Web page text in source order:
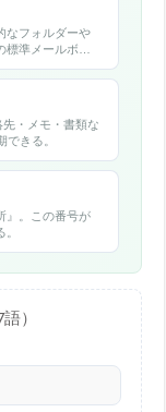
なフォルダーや
標準メールボッ
ボックスもあり
の再構築」で問題
・メモ・書類な
きる。
』。この番号が
）